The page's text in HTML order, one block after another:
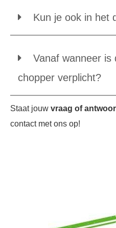
Kun je ook in het
Vanaf wanneer is
chopper verplicht?
Staat jouw vraag of
contact met ons op!